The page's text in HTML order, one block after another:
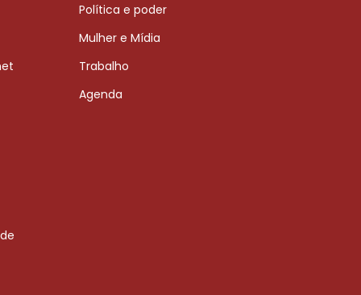
Política e poder
Mulher e Mídia
Trabalho
Agenda